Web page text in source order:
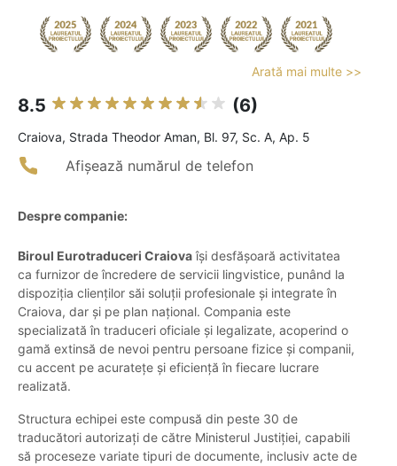
Arată mai multe >>
8.5 (6)
Craiova, Strada Theodor Aman, Bl. 97, Sc. A, Ap. 5
Afișează numărul de telefon
Despre companie:
Biroul Eurotraduceri Craiovaîși desfășoară activitatea
ca furnizor de încredere de servicii lingvistice, punând la
dispoziția clienților săi soluții profesionale și integrate în
Craiova, dar și pe plan național. Compania este
specializată în traduceri oficiale și legalizate, acoperind o
gamă extinsă de nevoi pentru persoane fizice și companii,
cu accent pe acuratețe și eficiență în fiecare lucrare
realizată.
Structura echipei este compusă din peste 30 de
traducători autorizați de către Ministerul Justiției, capabili
să proceseze variate tipuri de documente, inclusiv acte de